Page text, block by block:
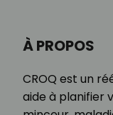
À PROPOS
CROQ est un
aide à planifier